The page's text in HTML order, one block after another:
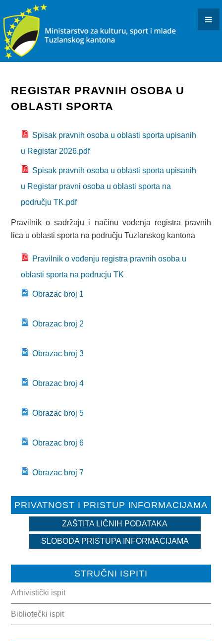
REGISTAR PRAVNIH OSOBA U
OBLASTI SPORTA
Spisak pravnih osoba u oblasti sporta upisanih
u Registar 2026.pdf
Spisak pravnih osoba u oblasti sporta upisanih
u Registar pravni osoba u oblasti sporta na
području TK.pdf
Pravilnik o sadržaju i načinu vođenja registra pravnih
lica u oblasti sporta na području Tuzlanskog kantona
Pravilnik o vođenju registra pravnih osoba u
oblasti sporta na podrucju TK
Obrazac broj 1
Obrazac broj 2
Obrazac broj 3
Obrazac broj 4
Obrazac broj 5
Obrazac broj 6
Obrazac broj 7
PRIVATNOST I PRISTUP INFORMACIJAMA
ZAŠTITA LIČNIH PODATAKA
SLOBODA PRISTUPA INFORMACIJAMA
STRUČNI ISPITI
Arhivistički ispit
Bibliotečki ispit
KONKURSI I JAVNI POZIVI
OBAVJEŠTENJA I REZULTATI
KULTURA
USTANOVE I PREDUZEĆA KULTURE U RESORNOJ
DOKUMENTI
ARHIVISTIČKI ISPIT
OSTALO
SPORT
DOKUMENTI
INFORMACIJE
OSTALO
OBRASCI
JAVNE NABAVKE
OSTALO
ZAŠTITA LIČNIH PODATKAKA
SLOBODA PRISTUPA INFORMACIJAMA
ARHIVA